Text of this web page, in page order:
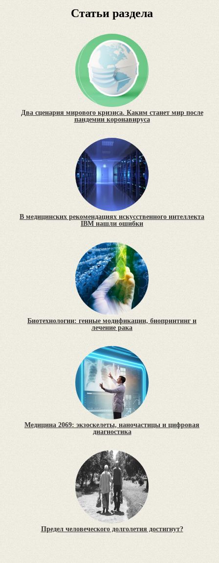
Статьи раздела
Два сценария мирового кризиса. Каким станет мир после
пандемии коронавируса
В медицинских рекомендациях искусственного интеллекта
IBM нашли ошибки
Биотехнологии: генные модификации, биопринтинг и
лечение рака
Медицина 2069: экзоскелеты, наночастицы и цифровая
диагностика
Предел человеческого долголетия достигнут?